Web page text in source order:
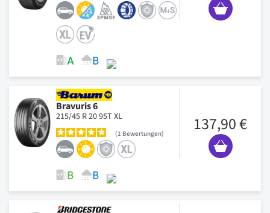
Bravuris 6
215/45 R 20 95T XL
1 Bewertungen 137,90 €